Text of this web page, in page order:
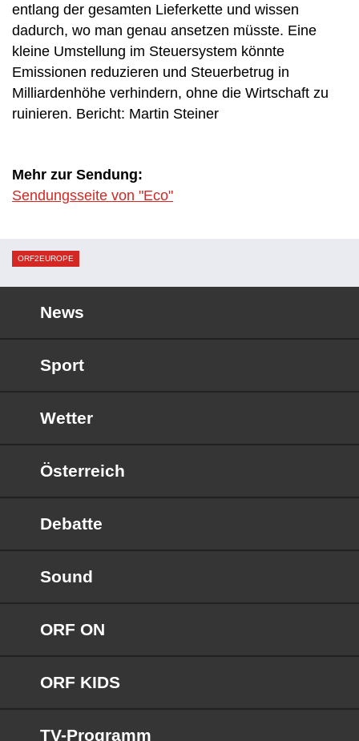
entlang der gesamten Lieferkette und wissen
dadurch, wo man genau ansetzen müsste. Eine
kleine Umstellung im Steuersystem könnte
Emissionen reduzieren und Steuerbetrug in
Milliardenhöhe verhindern, ohne die Wirtschaft zu
ruinieren. Bericht: Martin Steiner
Mehr zur Sendung:
Sendungsseite von "Eco"
ORF2EUROPE
News
Sport
Wetter
Österreich
Debatte
Sound
ORF ON
ORF KIDS
TV-Programm